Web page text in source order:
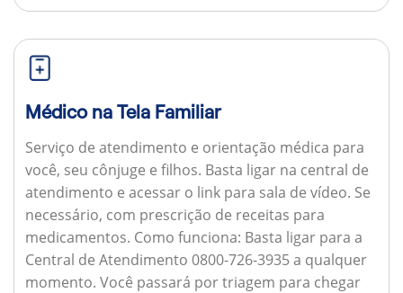
Médico na Tela Familiar
Serviço de atendimento e orientação médica para
você, seu cônjuge e filhos. Basta ligar na central de
atendimento e acessar o link para sala de vídeo. Se
necessário, com prescrição de receitas para
medicamentos. Como funciona: Basta ligar para a
Central de Atendimento 0800-726-3935 a qualquer
momento. Você passará por triagem para chegar